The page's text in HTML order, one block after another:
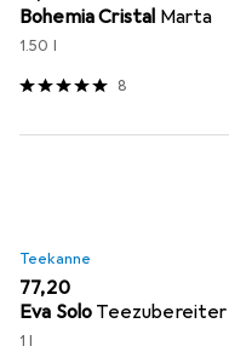
Bohemia Cristal Marta
1.50 l
8
Teekanne
EUR
77,20
Eva Solo Teezubereiter
1 l